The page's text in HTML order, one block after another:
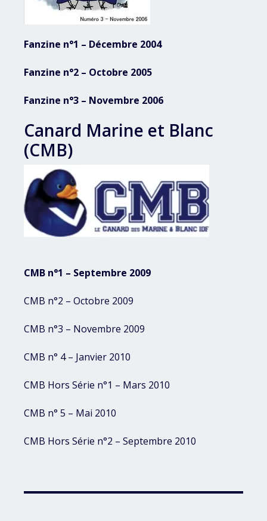
Fanzine n°1 – Décembre 2004
Fanzine n°2 – Octobre 2005
Fanzine n°3 – Novembre 2006
Canard Marine et Blanc
(CMB)
CMB n°1 – Septembre 2009
CMB n°2 – Octobre 2009
CMB n°3 – Novembre 2009
CMB n° 4 – Janvier 2010
CMB Hors Série n°1 – Mars 2010
CMB n° 5 – Mai 2010
CMB Hors Série n°2 – Septembre 2010